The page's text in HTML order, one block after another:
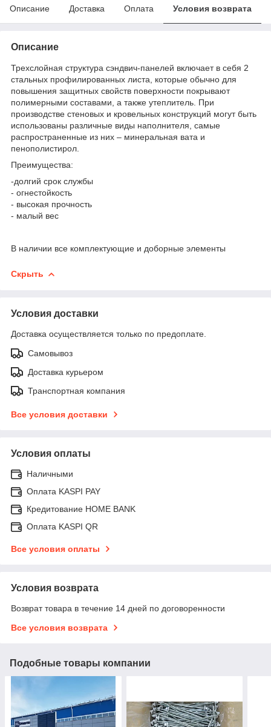
Описание Доставка Оплата Условия возврата
Описание
Трехслойная структура сэндвич-панелей включает в себя 2
стальных профилированных листа, которые обычно для
повышения защитных свойств поверхности покрывают
полимерными составами, а также утеплитель. При
производстве стеновых и кровельных конструкций могут быть
использованы различные виды наполнителя, самые
распространенные из них – минеральная вата и
пенополистирол.
Преимущества:
-долгий срок службы
- огнестойкость
- высокая прочность
- малый вес
В наличии все комплектующие и доборные элементы
Скрыть
Условия доставки
Доставка осуществляется только по предоплате.
Самовывоз
Доставка курьером
Транспортная компания
Все условия доставки
Условия оплаты
Наличными
Оплата KASPI PAY
Кредитование HOME BANK
Оплата KASPI QR
Все условия оплаты
Условия возврата
Возврат товара в течение 14 дней по договоренности
Все условия возврата
Подобные товары компании